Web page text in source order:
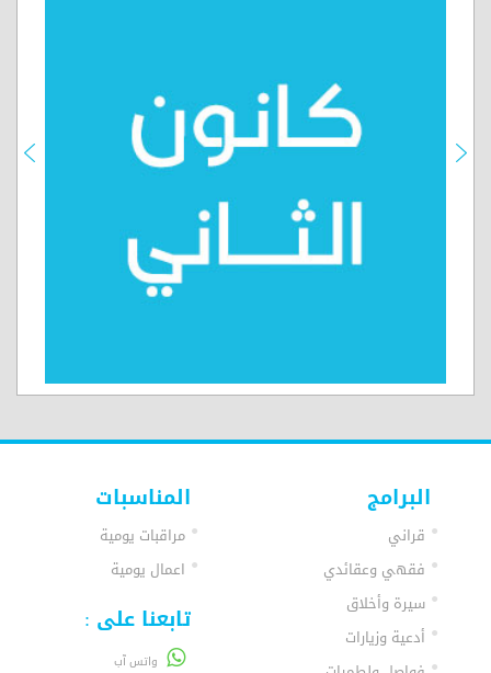
البرامج
قراني
فقهي وعقائدي
سيرة وأخلاق
أدعية وزيارات
المناسبات
مراقبات يومية
اعمال يومية
تابعنا على :
واتس آب